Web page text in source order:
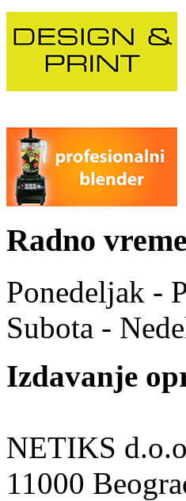
Radno vreme
Ponedeljak -
Subota -
Izdavanje
NETIKS
11000